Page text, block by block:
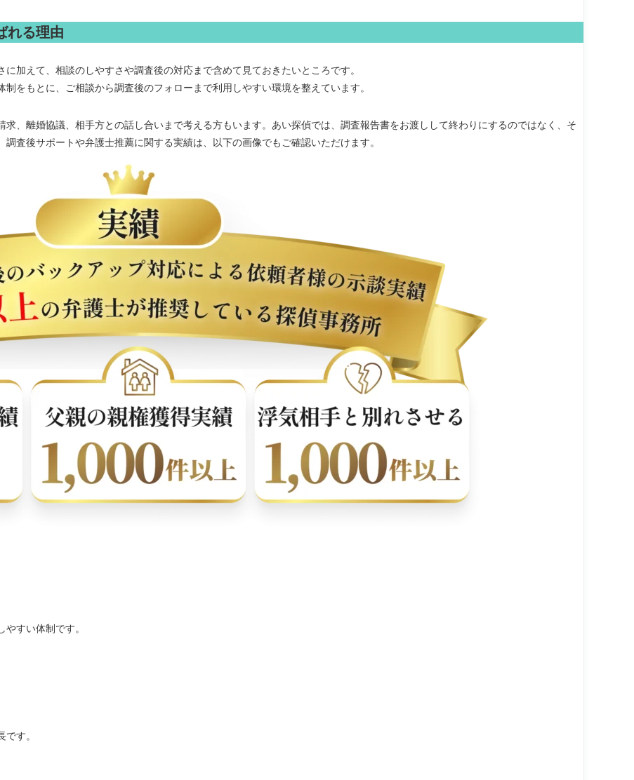
れる理由
加えて、相談のしやすさや調査後の対応まで含めて見ておきたいところです。
制をもとに、ご相談から調査後のフォローまで利用しやすい環境を整えています。
、離婚協議、相手方との話し合いまで考える方もいます。あい探偵では、調査報告書をお渡しして終わりにするのではなく、そ
査後サポートや弁護士推薦に関する実績は、以下の画像でもご確認いただけます。
すい体制です。
す。